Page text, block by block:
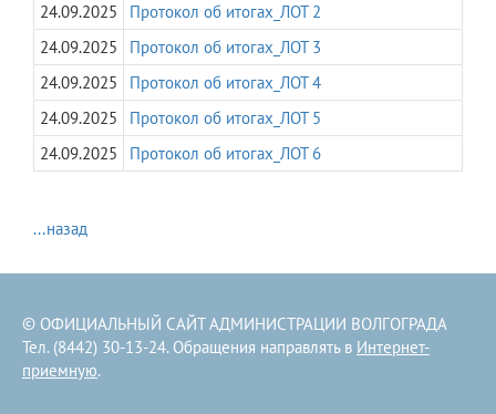
24.09.2025
Протокол об итогах_ЛОТ 2
24.09.2025
Протокол об итогах_ЛОТ 3
24.09.2025
Протокол об итогах_ЛОТ 4
24.09.2025
Протокол об итогах_ЛОТ 5
24.09.2025
Протокол об итогах_ЛОТ 6
...назад
© ОФИЦИАЛЬНЫЙ САЙТ АДМИНИСТРАЦИИ ВОЛГОГРАДА
Тел. (8442) 30-13-24. Обращения направлять в Интернет-
приемную.